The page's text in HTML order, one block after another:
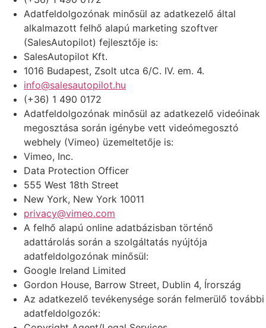
Adatfeldolgozónak minősül az adatkezelő által
alkalmazott felhő alapú marketing szoftver
(SalesAutopilot) fejlesztője is:
SalesAutopilot Kft.
1016 Budapest, Zsolt utca 6/C. IV. em. 4.
info@salesautopilot.hu
(+36) 1 490 0172
Adatfeldolgozónak minősül az adatkezelő videóinak
megosztása során igénybe vett videómegosztó
webhely (Vimeo) üzemeltetője is:
Vimeo, Inc.
Data Protection Officer
555 West 18th Street
New York, New York 10011
privacy@vimeo.com
A felhő alapú online adatbázisban történő
adattárolás során a szolgáltatás nyújtója
adatfeldolgozónak minősül:
Google Ireland Limited
Gordon House, Barrow Street, Dublin 4, Írország
Az adatkezelő tevékenysége során felmerülő további
adatfeldolgozók: